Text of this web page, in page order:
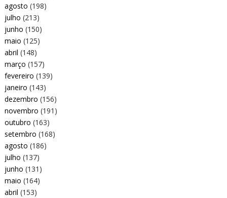
agosto (198)
julho (213)
junho (150)
maio (125)
abril (148)
março (157)
fevereiro (139)
janeiro (143)
dezembro (156)
novembro (191)
outubro (163)
setembro (168)
agosto (186)
julho (137)
junho (131)
maio (164)
abril (153)